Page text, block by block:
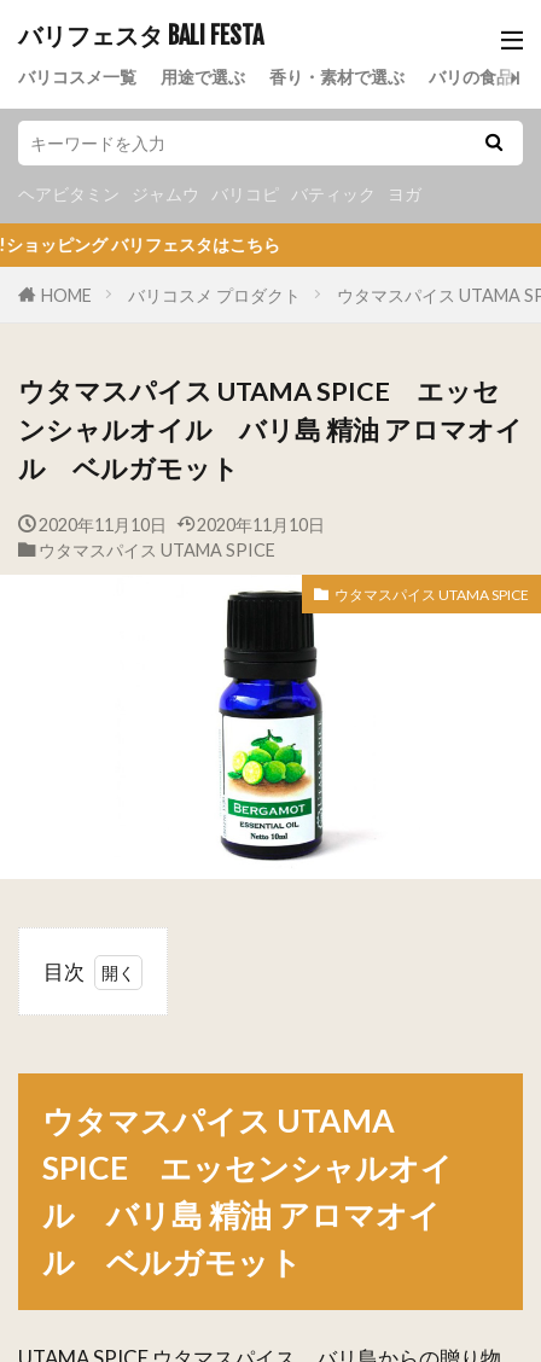
バリフェスタ BALI FESTA
バリコスメ一覧 用途で選ぶ 香り・素材で選ぶ バリの食品
ヘアビタミン ジャムウ バリコピ バティック ヨガ
バリフェスタはこちら
HOME バリコスメ プロダクト ウタマスパイス UTAMA
ウタマスパイス UTAMA SPICE エッセ
ンシャルオイル バリ島 精油 アロマオイ
ル ベルガモット
2020年11月10日
2020年11月10日
ウタマスパイス UTAMA SPICE
ウタマスパイス UTAMA SPICE
目次
SPICE
エッセ
ンシャ
ル バ
油 アロ
ル ベ
ウタマスパイス UTAMA
SPICE エッセンシャルオイ
ル バリ島 精油 アロマオイ
ル ベルガモット